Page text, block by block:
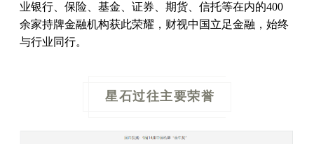
业银行、保险、基金、证券、期货、信托等在内的400
余家持牌金融机构获此荣耀，财视中国立足金融，始终
与行业同行。
星石过往主要荣誉